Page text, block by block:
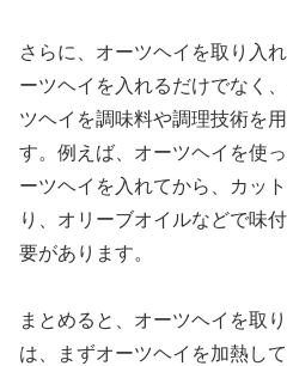
さらに、オーツヘイを取り入
ーツヘイを入れるだけでなく
ツヘイを調味料や調理技術を
す。例えば、オーツヘイを使
ーツヘイを入れてから、カッ
り、オリーブオイルなどで味
要があります。
まとめると、オーツヘイを取
は、まずオーツヘイを加熱し